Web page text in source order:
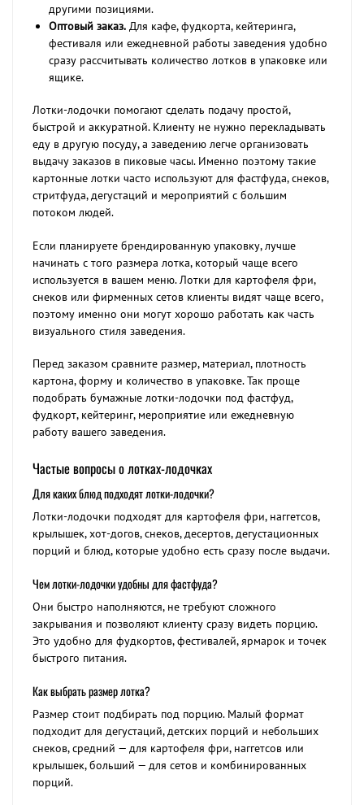
другими позициями.
Оптовый заказ. Для кафе, фудкорта, кейтеринга,
фестиваля или ежедневной работы заведения удобно
сразу рассчитывать количество лотков в упаковке или
ящике.
Лотки-лодочки помогают сделать подачу простой,
быстрой и аккуратной. Клиенту не нужно перекладывать
еду в другую посуду, а заведению легче организовать
выдачу заказов в пиковые часы. Именно поэтому такие
картонные лотки часто используют для фастфуда, снеков,
стритфуда, дегустаций и мероприятий с большим
потоком людей.
Если планируете брендированную упаковку, лучше
начинать с того размера лотка, который чаще всего
используется в вашем меню. Лотки для картофеля фри,
снеков или фирменных сетов клиенты видят чаще всего,
поэтому именно они могут хорошо работать как часть
визуального стиля заведения.
Перед заказом сравните размер, материал, плотность
картона, форму и количество в упаковке. Так проще
подобрать бумажные лотки-лодочки под фастфуд,
фудкорт, кейтеринг, мероприятие или ежедневную
работу вашего заведения.
Частые вопросы о лотках-лодочках
Для каких блюд подходят лотки-лодочки?
Лотки-лодочки подходят для картофеля фри, наггетсов,
крылышек, хот-догов, снеков, десертов, дегустационных
порций и блюд, которые удобно есть сразу после выдачи.
Чем лотки-лодочки удобны для фастфуда?
Они быстро наполняются, не требуют сложного
закрывания и позволяют клиенту сразу видеть порцию.
Это удобно для фудкортов, фестивалей, ярмарок и точек
быстрого питания.
Как выбрать размер лотка?
Размер стоит подбирать под порцию. Малый формат
подходит для дегустаций, детских порций и небольших
снеков, средний — для картофеля фри, наггетсов или
крылышек, больший — для сетов и комбинированных
порций.